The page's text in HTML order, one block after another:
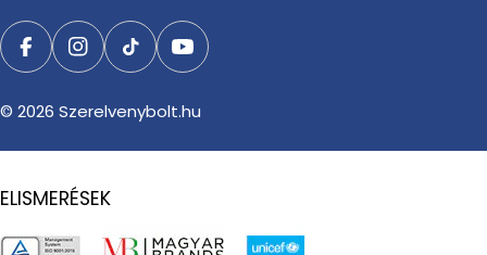
FacebookInstagram
TikTokYouTube
© 2026 Szerelvenybolt.hu
ELISMERÉSEK